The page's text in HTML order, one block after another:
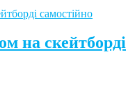
на скейтборді